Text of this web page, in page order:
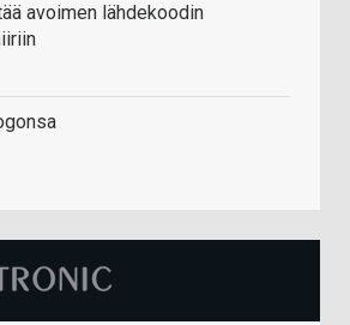
avoimen lähdekoodin